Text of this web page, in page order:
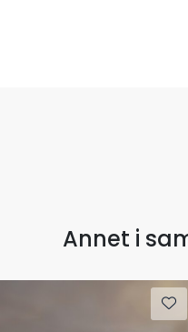
Annet i